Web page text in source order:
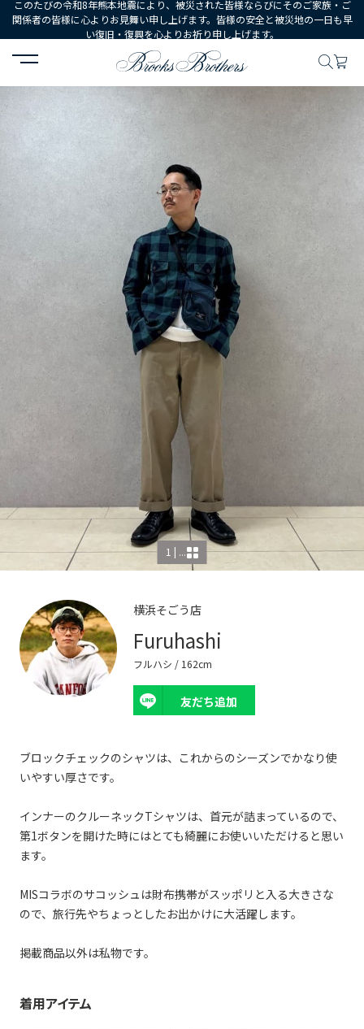
このたびの令和8年熊本地震により、被災された皆様ならびにそのご家族・ご
関係者の皆様に心よりお見舞い申し上げます。皆様の安全と被災地の一日も早
い復旧・復興を心よりお祈り申し上げます。
HOME コーディネート コーディネート詳細
1 | ...
横浜そごう店
Furuhashi
フルハシ / 162cm
友だち追加
ブロックチェックのシャツは、これからのシーズンでかなり使
いやすい厚さです。
インナーのクルーネックTシャツは、首元が詰まっているので、
第1ボタンを開けた時にはとても綺麗にお使いいただけると思い
ます。
MISコラボのサコッシュは財布携帯がスッポリと入る大きさな
ので、旅行先やちょっとしたお出かけに大活躍します。
掲載商品以外は私物です。
着用アイテム